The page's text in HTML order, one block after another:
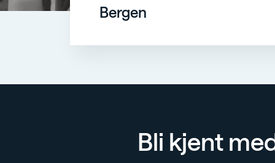
Bergen
Bli kjent